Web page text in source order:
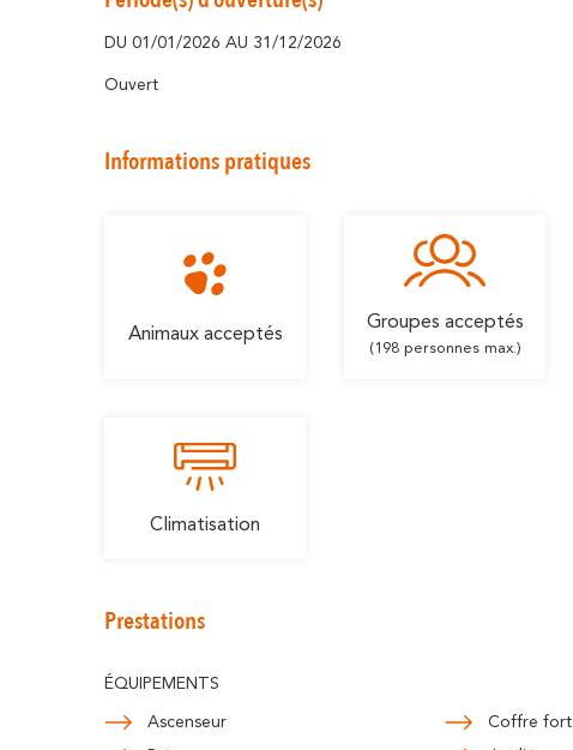
DU 01/01/2026 AU 31/12/2026
Ouvert
Informations pratiques
Animaux acceptés
Groupes acceptés
(198 personnes max.)
Climatisation
Prestations
ÉQUIPEMENTS
Ascenseur
Coffre fort